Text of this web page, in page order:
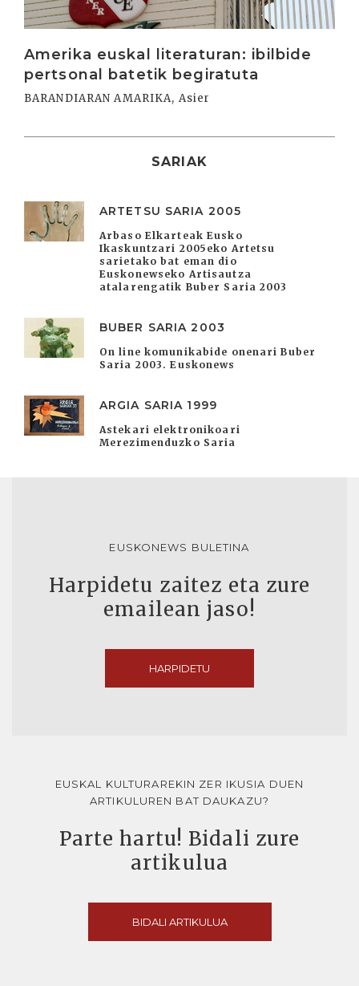
Amerika euskal literaturan: ibilbide
pertsonal batetik begiratuta
BARANDIARAN AMARIKA, Asier
SARIAK
ARTETSU SARIA 2005
Arbaso Elkarteak Eusko
Ikaskuntzari 2005eko Artetsu
sarietako bat eman dio
Euskonewseko Artisautza
atalarengatik Buber Saria 2003
BUBER SARIA 2003
On line komunikabide onenari Buber
Saria 2003. Euskonews
ARGIA SARIA 1999
Astekari elektronikoari
Merezimenduzko Saria
EUSKONEWS BULETINA
Harpidetu zaitez eta zure
emailean jaso!
HARPIDETU
EUSKAL KULTURAREKIN ZER IKUSIA DUEN
ARTIKULUREN BAT DAUKAZU?
Parte hartu! Bidali zure
artikulua
BIDALI ARTIKULUA